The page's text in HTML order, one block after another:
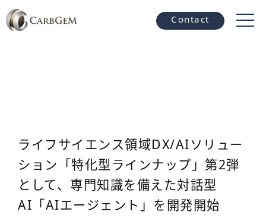
Contact
ライフサイエンス領域DX/AIソリュー
ション「特化型ラインナップ」第2弾
として、専門知識を備えた対話型
AI「AIエージェント」を開発開始